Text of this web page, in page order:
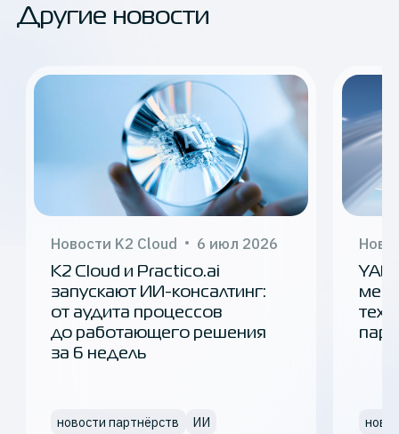
Другие новости
Новости K2 Cloud 6 июл 2026
K2 Cloud и Practico.ai
запускают ИИ-консалтинг:
от аудита процессов
до работающего решения
за 6 недель
новости партнёрств ИИ